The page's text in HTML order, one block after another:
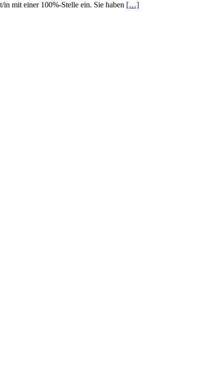
mit einer 100%-Stelle ein. Sie haben […]